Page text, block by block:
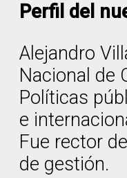
Perfil del
Alejandro
Nacional de
Políticas
e
Fue rector
de gestión.